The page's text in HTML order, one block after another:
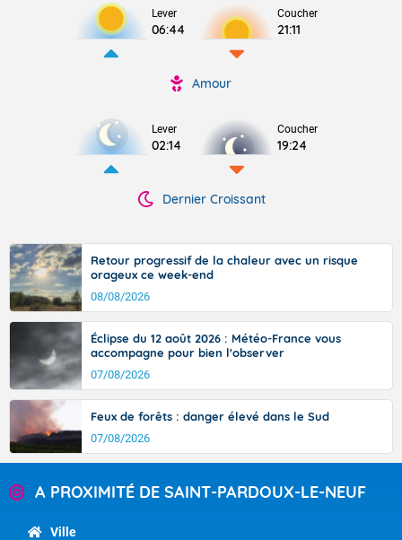
Lever
06:44
Coucher
21:11
Amour
Lever
02:14
Coucher
19:24
Dernier Croissant
Retour progressif de la chaleur avec un risque
orageux ce week-end
08/08/2026
Éclipse du 12 août 2026 : Météo-France vous
accompagne pour bien l'observer
07/08/2026
Feux de forêts : danger élevé dans le Sud
07/08/2026
A PROXIMITÉ DE SAINT-PARDOUX-LE-NEUF
Ville